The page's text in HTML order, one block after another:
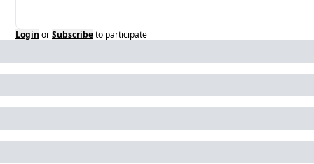
Login orSubscribeto participate